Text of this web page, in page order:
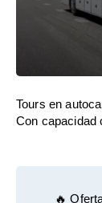
Tours en
Con capacidad
🔥